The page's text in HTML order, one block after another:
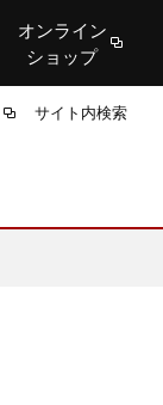
オンライン
ショップ
サイト内検索